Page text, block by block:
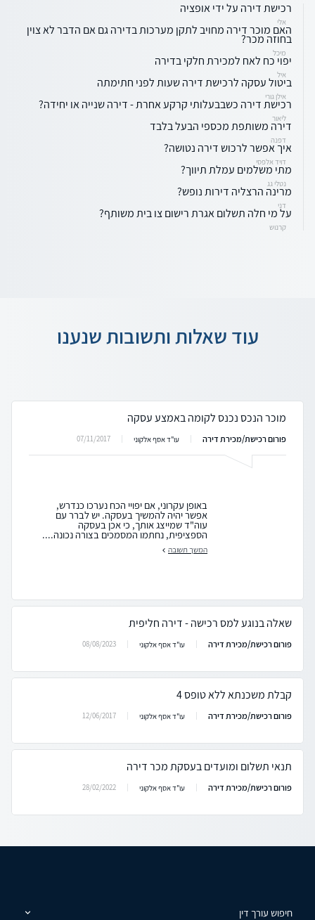
רכישת דירה על ידי אופציה
אלי
האם מוכר דירה מחויב לתקן מערכות בדירה גם אם הדבר לא צוין
בחוזה מכר?
מיכל
יפוי כח לאח למכירת חלקי בדירה
איל
ביטול עסקה לרכישת דירה שעות לפני חתימתה
אילן גורי
רכישת דירה כשבבעלותי קרקע אחרת - דירה שנייה או יחידה?
ליאור
דירה משותפת מכספי הבעל בלבד
דפנה
איך אפשר לרכוש דירה נטושה?
דויד אלפסי
מתי משלמים עמלת תיווך?
נטלי גג
מרינה הרצליה דירות נופש?
דני
על מי חלה תשלום אגרת רישום צו בית משותף?
קרנוש
עוד שאלות ותשובות שנענו
מוכר הנכס נכנס לקומה באמצע עסקה
פורום רכישת/מכירת דירה עו"ד אסף אלקוני 07/11/2017
באופן עקרוני, אם יפויי הכח נערכו כנדרש,
אפשר יהיה להמשיך בעסקה. יש לברר עם
עוה"ד שמייצג אותך, כי אכן בעסקה
הספציפית, נחתמו המסמכים בצורה נכונה....
המשך תשובה
שאלה בנוגע למס רכישה - דירה חליפית
פורום רכישת/מכירת דירה עו"ד אסף אלקוני 08/08/2023
קבלת משכנתא ללא טופס 4
פורום רכישת/מכירת דירה עו"ד אסף אלקוני 12/06/2017
תנאי תשלום ומועדים בעסקת מכר דירה
פורום רכישת/מכירת דירה עו"ד אסף אלקוני 28/02/2022
חיפוש עורך דין